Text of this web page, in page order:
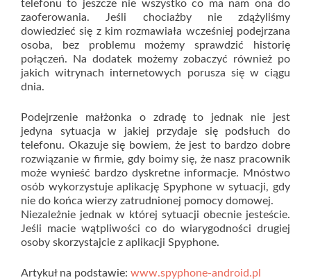
telefonu to jeszcze nie wszystko co ma nam ona do
zaoferowania. Jeśli chociażby nie zdążyliśmy
dowiedzieć się z kim rozmawiała wcześniej podejrzana
osoba, bez problemu możemy sprawdzić historię
połączeń. Na dodatek możemy zobaczyć również po
jakich witrynach internetowych porusza się w ciągu
dnia.
Podejrzenie małżonka o zdradę to jednak nie jest
jedyna sytuacja w jakiej przydaje się podsłuch do
telefonu. Okazuje się bowiem, że jest to bardzo dobre
rozwiązanie w firmie, gdy boimy się, że nasz pracownik
może wynieść bardzo dyskretne informacje. Mnóstwo
osób wykorzystuje aplikację Spyphone w sytuacji, gdy
nie do końca wierzy zatrudnionej pomocy domowej.
Niezależnie jednak w której sytuacji obecnie jesteście.
Jeśli macie wątpliwości co do wiarygodności drugiej
osoby skorzystajcie z aplikacji Spyphone.
Artykuł na podstawie: www.spyphone-android.pl